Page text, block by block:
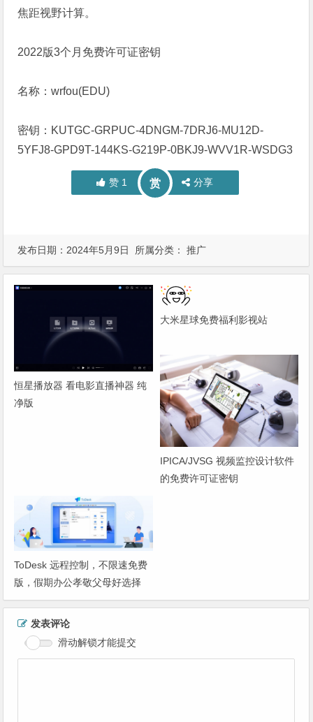
焦距视野计算。
2022版3个月免费许可证密钥
名称：wrfou(EDU)
密钥：KUTGC-GRPUC-4DNGM-7DRJ6-MU12D-
5YFJ8-GPD9T-144KS-G219P-0BKJ9-WVV1R-WSDG3
赞 1 赏 分享
发布日期：2024年5月9日 所属分类：推广
恒星播放器 看电影直播神器 纯
净版
大米星球免费福利影视站
IPICA/JVSG 视频监控设计软件
的免费许可证密钥
ToDesk 远程控制，不限速免费
版，假期办公孝敬父母好选择
发表评论
滑动解锁才能提交